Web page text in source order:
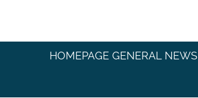
HOMEPAGE GENERAL NEWS